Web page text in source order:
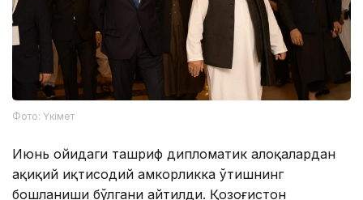
Фото: Үкімет
Июнь ойидаги ташриф дипломатик алоқалардан
ҳақиқий иқтисодий ҳамкорликка ўтишнинг
бошланиши бўлгани айтилди. Қозоғистон